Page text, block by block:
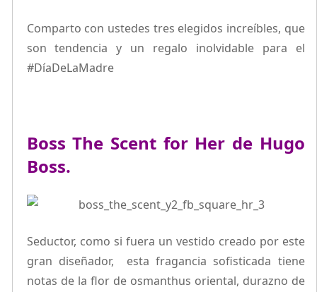
Comparto con ustedes tres elegidos increíbles, que
son tendencia y un regalo inolvidable para el
#DíaDeLaMadre
Boss The Scent for Her de Hugo
Boss.
Seductor, como si fuera un vestido creado por este
gran diseñador, esta fragancia sofisticada tiene
notas de la flor de osmanthus oriental, durazno de